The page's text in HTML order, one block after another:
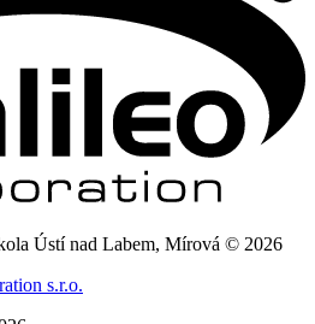
Ústí nad Labem, Mírová © 2026
s.r.o.